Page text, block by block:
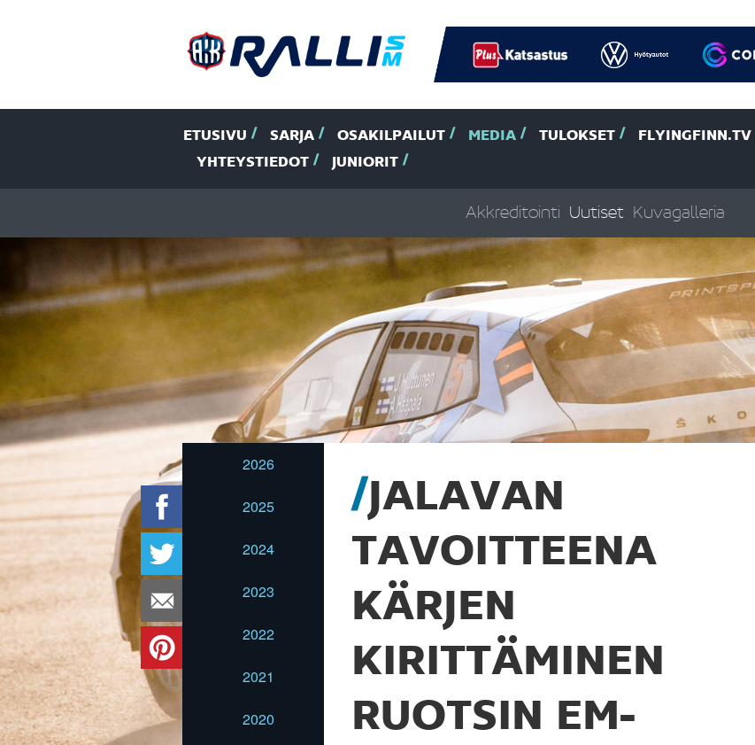
ETUSIVU SARJA OSAKILPAILUT MEDIA TULOKSET FLYINGFINN.TV
YHTEYSTIEDOT
JUNIORIT
Akkreditointi Uutiset Kuvagalleria
2026
2025
2024
2023
2022
2021
2020
JALAVAN
TAVOITTEENA
KÄRJEN
KIRITTÄMINEN
RUOTSIN EM-